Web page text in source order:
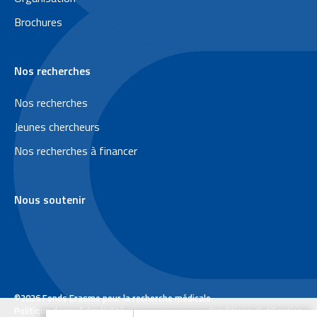
d
e
p
a
g
e
Brochures
Nos recherches
Nos recherches
Jeunes chercheurs
Nos recherches à financer
Nous soutenir
©2026 Fonds Erasme pour la recherche médicale
Politique de confidentialité Conditions d’utilisation